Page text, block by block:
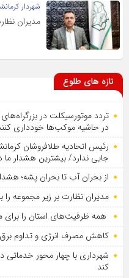
شهردار
مدیران
تازه های طلوع
تردد موتورسیکلت در
در حاشیه موکب‌ها خودداری
رئیس اتحادیه طلافروشان
جایی ندارد/ بیشترین هشدار ما
از بحران آب تا بحران پشه؛
مدیران نظارت بر زیر مجموعه را
همه ظرفیت‌های استان را برای
کاهش مصرف انرژی و تداوم
شهرداری با چهار محور خدماتی
کند